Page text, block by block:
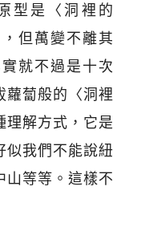
型是〈洞裡的
但萬變不離其
就不過是十次
蘿蔔般的〈洞裡
理解方式，它是
似我們不能說紐
山等等。這樣不